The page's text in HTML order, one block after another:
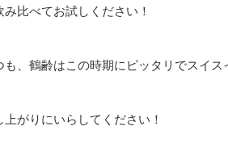
み比べてお試しください！
も、鶴齢はこの時期にピッタリでスイス
上がりにいらしてください！